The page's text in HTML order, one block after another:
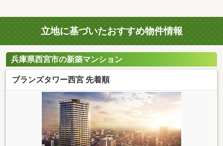
立地に基づいたおすすめ物件情報
兵庫県西宮市の新築マンション
ブランズタワー西宮 先着順